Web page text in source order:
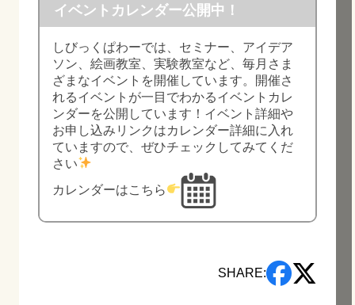
イベントカレンダー公開中！
しびっくぱわーでは、セミナー、アイデア
ソン、絵画教室、実験教室など、毎月さま
ざまなイベントを開催しています。開催さ
れるイベントが一目でわかるイベントカレ
ンダーを公開しています！イベント詳細や
お申し込みリンクはカレンダー詳細に入れ
ていますので、ぜひチェックしてみてくだ
さい
カレンダーはこちら
SHARE: